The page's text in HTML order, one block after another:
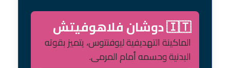
🇮🇹 دوشان فلاهوفيتش
الماكينة التهديفية ليوفنتوس، يتميز بقوته
البدنية وحسمه أمام المرمى.